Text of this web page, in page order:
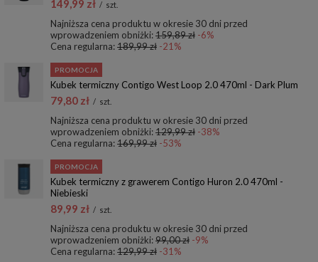
149,99 zł / szt.
Najniższa cena produktu w okresie 30 dni przed
wprowadzeniem obniżki:159,89 zł -6%
Cena regularna:189,99 zł -21%
PROMOCJA
Kubek termiczny Contigo West Loop 2.0 470ml - Dark Plum
79,80 zł / szt.
Najniższa cena produktu w okresie 30 dni przed
wprowadzeniem obniżki:129,99 zł -38%
Cena regularna:169,99 zł -53%
PROMOCJA
Kubek termiczny z grawerem Contigo Huron 2.0 470ml -
Niebieski
89,99 zł / szt.
Najniższa cena produktu w okresie 30 dni przed
wprowadzeniem obniżki:99,00 zł -9%
Cena regularna:129,99 zł -31%